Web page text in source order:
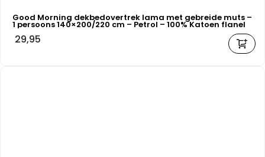
Good Morning dekbedovertrek lama met gebreide muts –
1 persoons 140×200/220 cm – Petrol – 100% Katoen flanel
29,95